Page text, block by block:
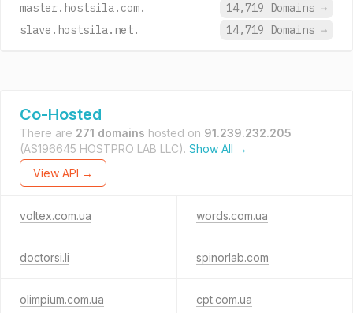
master.hostsila.com. 14,719 Domains →
slave.hostsila.net.
14,719 Domains →
Co-Hosted
There are 271 domains hosted on 91.239.232.205
(AS196645 HOSTPRO LAB LLC). Show All →
View API →
voltex.com.ua words.com.ua
doctorsi.li spinorlab.com
olimpium.com.ua cpt.com.ua